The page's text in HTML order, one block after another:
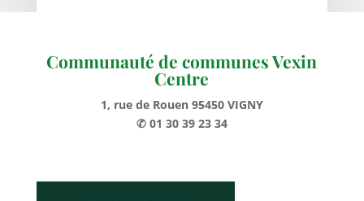
Communauté de communes Vexin
Centre
1, rue de Rouen 95450 VIGNY
✆ 01 30 39 23 34